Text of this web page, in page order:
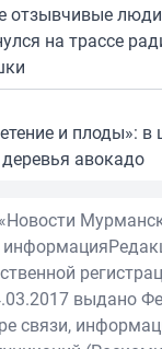
отзывчивые
на трассе
и плоды»: в
авокадо
информация
выдано
связи,